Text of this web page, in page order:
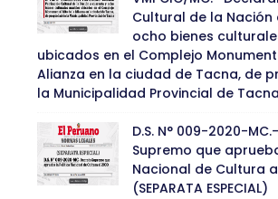
Cultural de la
ocho bienes
ubicados en el Complejo
Alianza en la ciudad de Tacna, de
la Municipalidad Provincial de Tacna
D.S. N° 009-2020-
Supremo que
Nacional de Cultura
(SEPARATA ESPECIAL)